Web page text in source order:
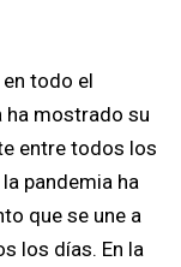
ha mostrado su
entre todos los
pandemia ha
que se une a
los días. En la